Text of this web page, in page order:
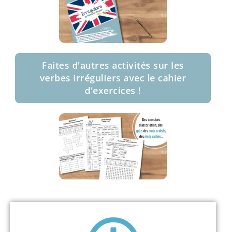
Faites d'autres activités sur les
verbes irréguliers avec le cahier
d'exercices !